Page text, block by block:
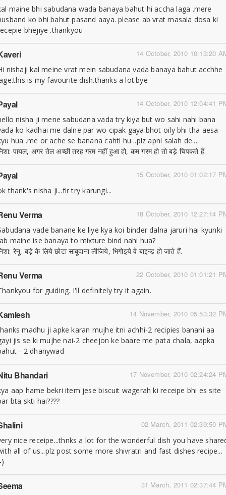
maine bhi sabudana wada banaya bahut hi accha laga .mere
ko bhi bahut pasand aaya. please ab vrat masala dosa ki
bhejiye .thankyou
14 October, 2010 10:13:20
nishaji kal meine vrat mein sabudana vada banaya bahut acchhe
is my favourite dish.thanks a lot.bye
14 October, 2010 12:04:41
nisha ji mene sabudana vada try kiya but wo sahi nahi bana
ko kadhai me dalne par wo cipak gaya.bhot oily bhi tha aesa
hua .me or ache se banana cahti hu ..plz apni salah de....
पायल, अगर तेल अच्छी तरह गरम नहीं हुआ हो, कम गरम हो तो बड़े चिपकते हैं.
15 October, 2010 01:02:17
thank's nisha ji...fir try karungi...
18 October, 2010 12:27:14
Verma
vade banane ke liye kya koi binder dalna jaruri hai kyunki
maine ise banaya to mixture bind nahi hua?
रेनू, बड़े के लिये छोटा साबूदाना लीजिये, भिगोइये वे बाइन्ड हो जाते हैं.
22 October, 2010 01:01:21
Verma
for guiding. I'll definitely try it again.
14 November, 2010 05:53:32
madhu ji apke karan mujhe itni achhi-2 recipies banani aa
jis se ki mujhe nai-2 cheejon ke baare me pata chala, aapka
- 2 dhanywad
17 November, 2010 02:24:24
Bhandari
aap hame bekri item jese biscuit wagerah ki receipe bhi es site
bta skti hai????
02 March, 2011 02:39:50
nice receipe...thnks a lot for the wonderful dish you have
all of us...plz post some more shivratri and fast dishes recipe...
31 March, 2011 02:37:44